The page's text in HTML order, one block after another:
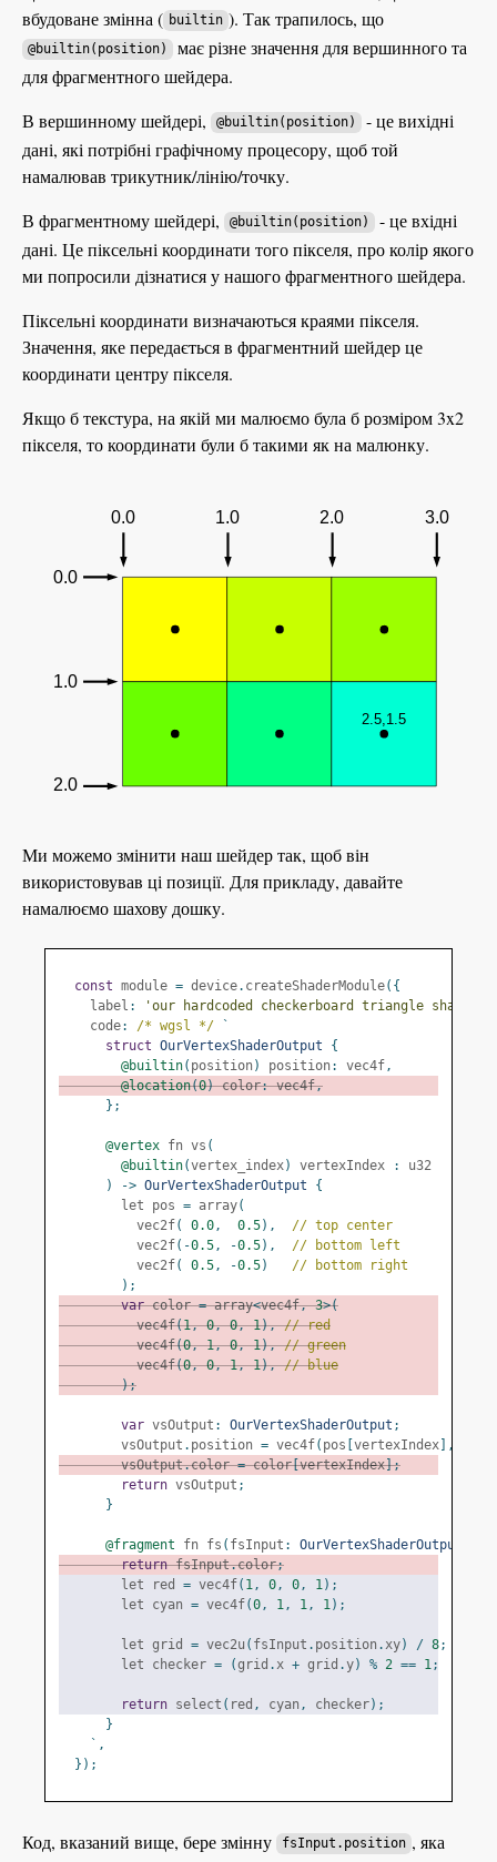
вбудоване змінна ( builtin ). Так трапилось, що
@builtin(position) має різне значення для вершинного та
для фрагментного шейдера.
В вершинному шейдері,
@builtin(position) - це вихідні
дані, які потрібні графічному процесору, щоб той
намалював трикутник/лінію/точку.
В фрагментному шейдері,
@builtin(position) - це вхідні
дані. Це піксельні координати того пікселя, про колір якого
ми попросили дізнатися у нашого фрагментного шейдера.
Піксельні координати визначаються краями пікселя.
Значення, яке передається в фрагментний шейдер це
координати центру пікселя.
Якщо б текстура, на якій ми малюємо була б розміром 3x2
пікселя, то координати були б такими як на малюнку.
Ми можемо змінити наш шейдер так, щоб він
використовував ці позиції. Для прикладу, давайте
намалюємо шахову дошку.
const module = device. createShaderModule({
    label
: 'our hardcoded checkerboard triangle shaders'
    code
: /* wgsl */
`
struct OurVertexShaderOutput
{
@builtin( position) position: vec4f ,
@location(0) color: vec4f,
};
@vertex fn vs (
@builtin(vertex_index) vertexIndex :
u32
)
-> OurVertexShaderOutput
{
        let pos
= array(
          vec2f
( 0.0 , 0.5),
// top center
          vec2f
(-0.5 , -0.5),
// bottom left
          vec2f
( 0.5 , -0.5)
// bottom right
);
var color = array<vec4f, 3>(
          vec4f
(1, 0, 0, 1), // red
          vec4f
(0, 1, 0, 1), // green
          vec4f
(0, 0, 1, 1), // blue
);
var vsOutput : OurVertexShaderOutput ;
        vsOutput
. position = vec4f( pos [vertexIndex],
        vsOutput
.color = color[vertexIndex];
return vsOutput ;
}
@fragment fn fs ( fsInput : OurVertexShaderOutput
return fsInput.color;
        let red
= vec4f( 1 , 0 , 0 , 1 );
        let cyan
= vec4f(0 , 1 , 1 , 1 );
        let grid
= vec2u ( fsInput . position . xy) / 8;
        let checker
= (grid . x + grid .y) % 2 == 1 ;
return select ( red , cyan , checker);
}
`,
});
Код, вказаний вище, бере змінну fsInput.position , яка